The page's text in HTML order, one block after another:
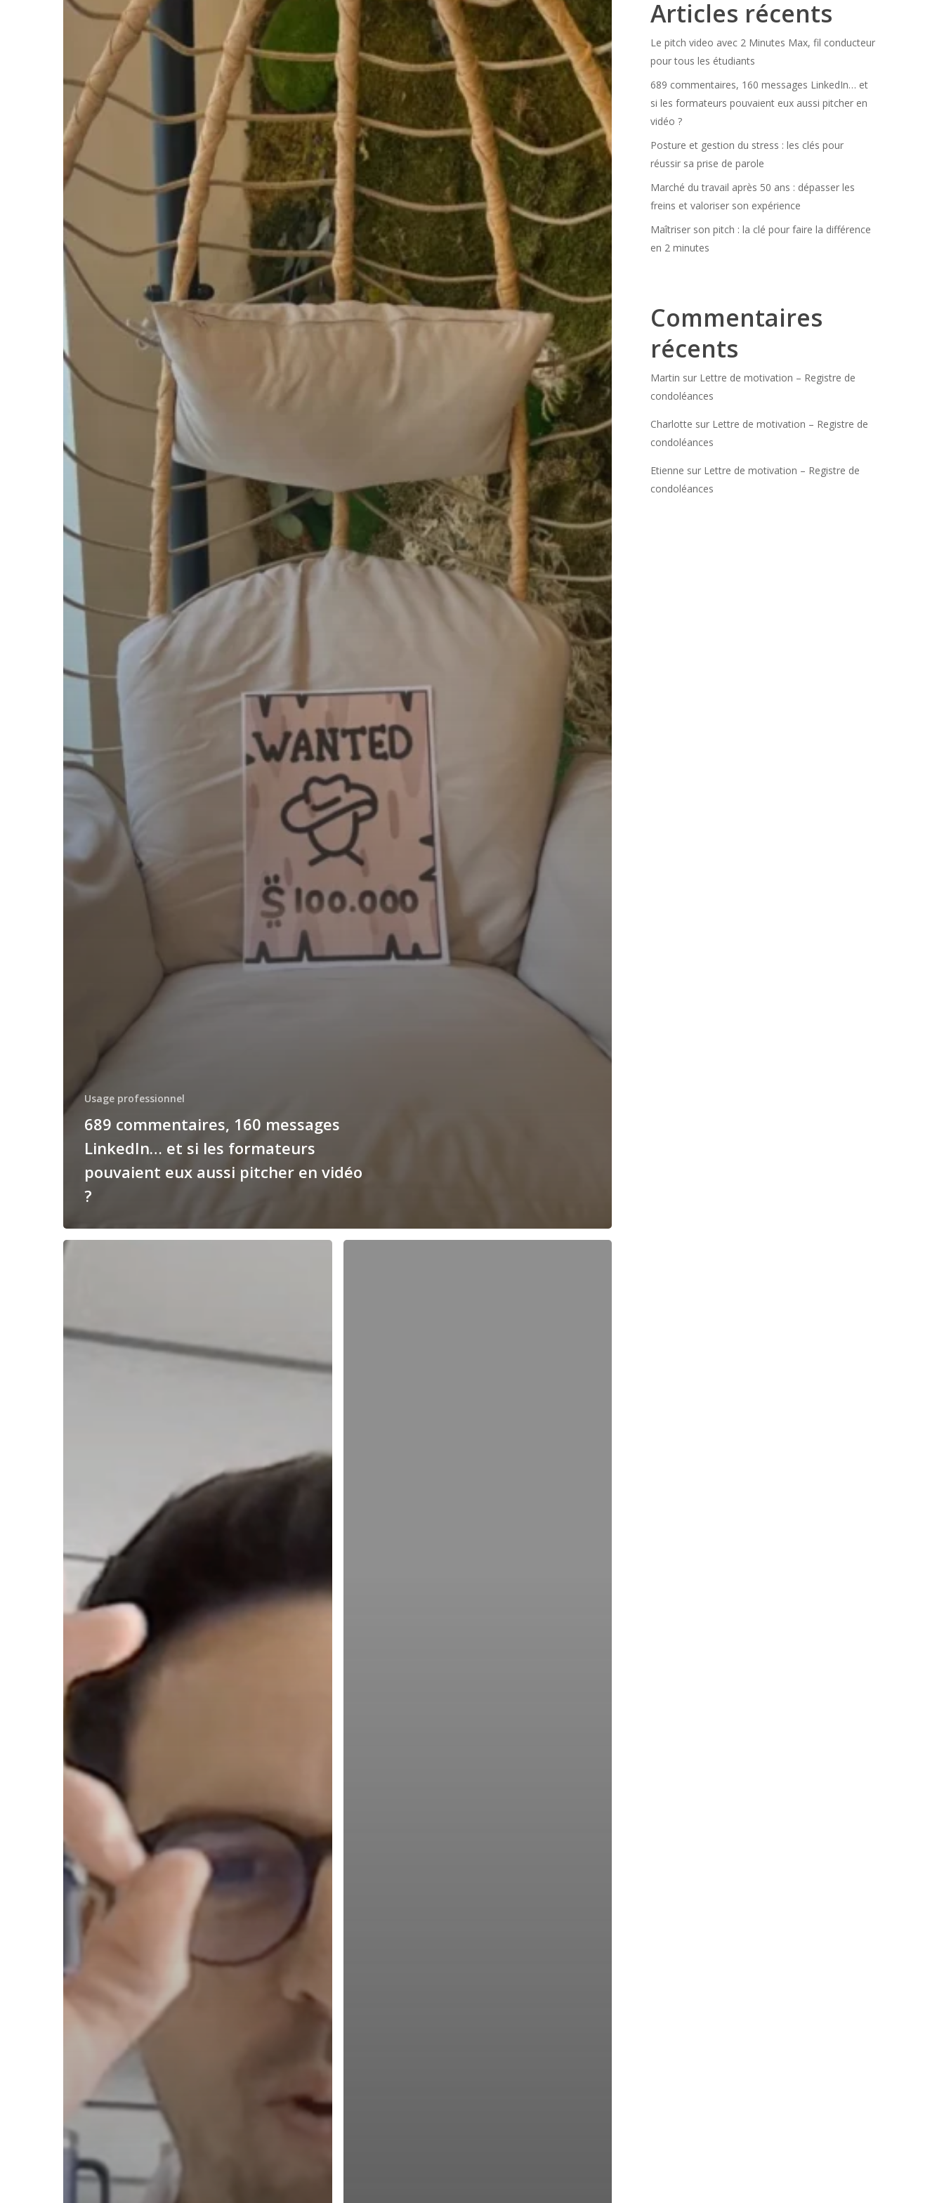
Hit enter to search or ESC to close
Usage professionnel
689 commentaires, 160 messages
LinkedIn… et si les formateurs
pouvaient eux aussi pitcher en vidéo
?
Articles récents
Le pitch video avec 2 Minutes Max, fil conducteur
pour tous les étudiants
689 commentaires, 160 messages LinkedIn… et
si les formateurs pouvaient eux aussi pitcher en
vidéo ?
Posture et gestion du stress : les clés pour
réussir sa prise de parole
Marché du travail après 50 ans : dépasser les
freins et valoriser son expérience
Maîtriser son pitch : la clé pour faire la différence
en 2 minutes
Commentaires
récents
Martin sur Lettre de motivation – Registre de
condoléances
Charlotte sur Lettre de motivation – Registre de
condoléances
Etienne sur Lettre de motivation – Registre de
condoléances